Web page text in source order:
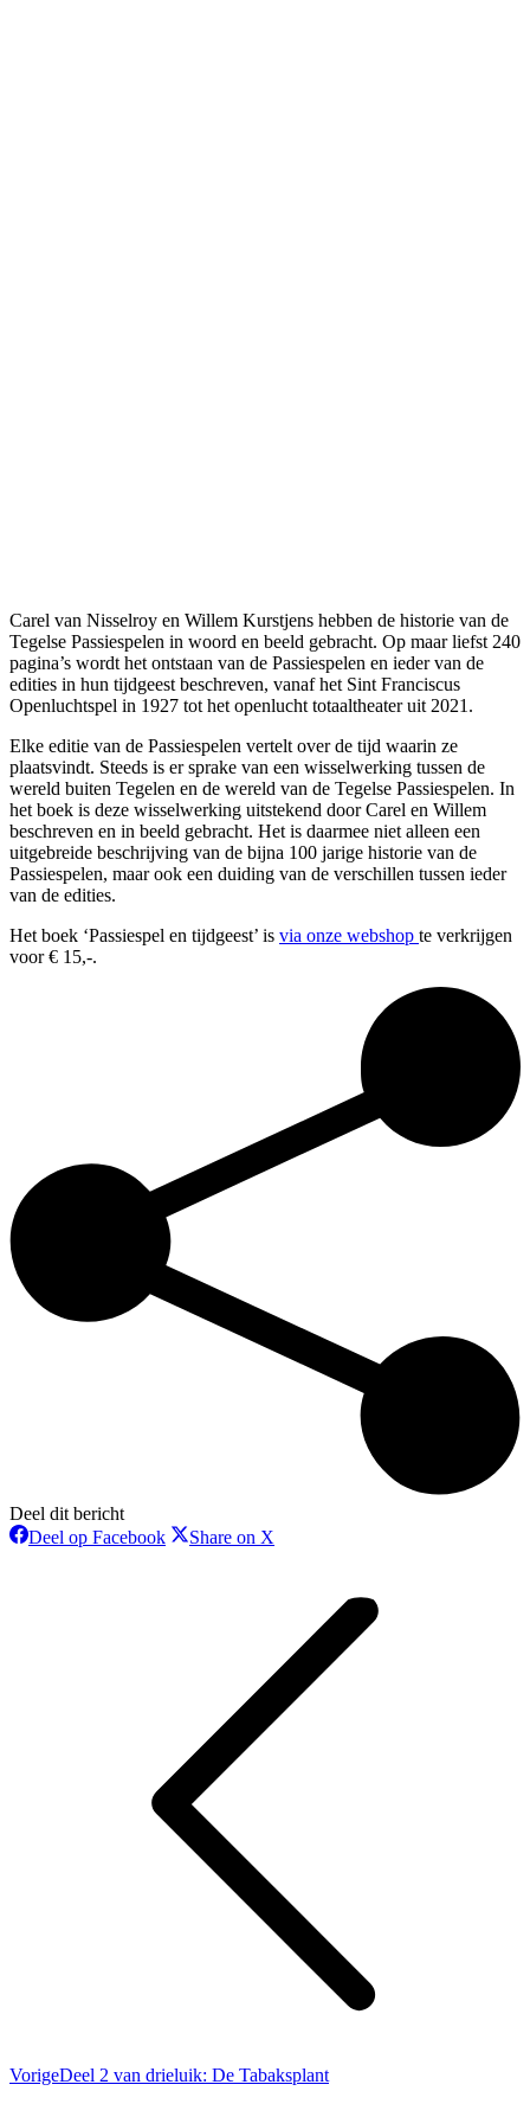
Carel van Nisselroy en Willem Kurstjens hebben de historie van de
Tegelse Passiespelen in woord en beeld gebracht. Op maar liefst 240
pagina’s wordt het ontstaan van de Passiespelen en ieder van de
edities in hun tijdgeest beschreven, vanaf het Sint Franciscus
Openluchtspel in 1927 tot het openlucht totaaltheater uit 2021.
Elke editie van de Passiespelen vertelt over de tijd waarin ze
plaatsvindt. Steeds is er sprake van een wisselwerking tussen de
wereld buiten Tegelen en de wereld van de Tegelse Passiespelen. In
het boek is deze wisselwerking uitstekend door Carel en Willem
beschreven en in beeld gebracht. Het is daarmee niet alleen een
uitgebreide beschrijving van de bijna 100 jarige historie van de
Passiespelen, maar ook een duiding van de verschillen tussen ieder
van de edities.
Het boek ‘Passiespel en tijdgeest’ is via onze webshop te verkrijgen
voor € 15,-.
Deel dit bericht
Deel op FacebookDeelShare on X
VorigeVorig
Deel 2 van drieluik: De Tabaksplant